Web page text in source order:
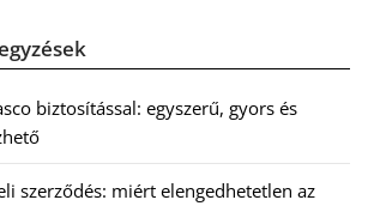
biztosítással: egyszerű, gyors és
szerződés: miért elengedhetetlen az